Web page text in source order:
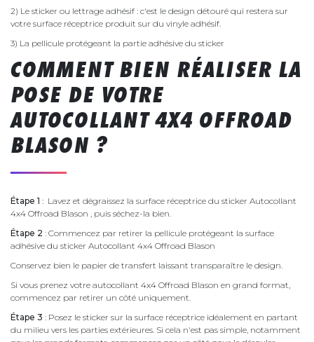
2) Le sticker ou lettrage adhésif : c'est le design détouré qui restera sur
votre surface réceptrice produit sur du vinyle adhésif.
3) La pellicule protégeant la partie adhésive du sticker
COMMENT BIEN RÉALISER LA
POSE DE VOTRE
AUTOCOLLANT 4X4 OFFROAD
BLASON ?
Étape 1 : Lavez et dégraissez la surface réceptrice du sticker Autocollant
4x4 Offroad Blason , puis séchez-la bien.
Étape 2 : Commencez par retirer la pellicule protégeant la surface
adhésive du sticker Autocollant 4x4 Offroad Blason
Conservez bien le papier de transfert laissant transparaître le design.
Si vous prenez votre autocollant 4x4 Offroad Blason en grand format,
commencez par retirer un côté uniquement.
Étape 3 : Posez le sticker sur la surface réceptrice idéalement en partant
du milieu vers les parties extérieures. Si cela n'est pas simple, notamment